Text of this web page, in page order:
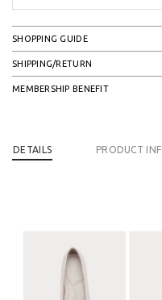
SHOPPING GUIDE
SHIPPING/RETURN
MEMBERSHIP BENEFIT
DETAILS PRODUCT